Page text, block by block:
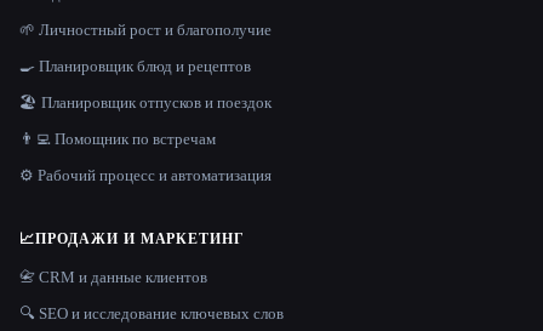
🌱 Личностный рост и благополучие
🍳 Планировщик блюд и рецептов
🏖 Планировщик отпусков и поездок
👨‍💻 Помощник по встречам
⚙️ Рабочий процесс и автоматизация
📈ПРОДАЖИ И МАРКЕТИНГ
📇 CRM и данные клиентов
🔍 SEO и исследование ключевых слов